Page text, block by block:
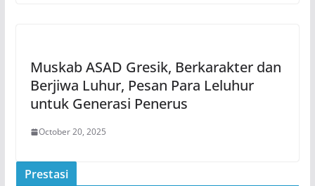
Muskab ASAD Gresik, Berkarakter dan
Berjiwa Luhur, Pesan Para Leluhur
untuk Generasi Penerus
October 20, 2025
Prestasi